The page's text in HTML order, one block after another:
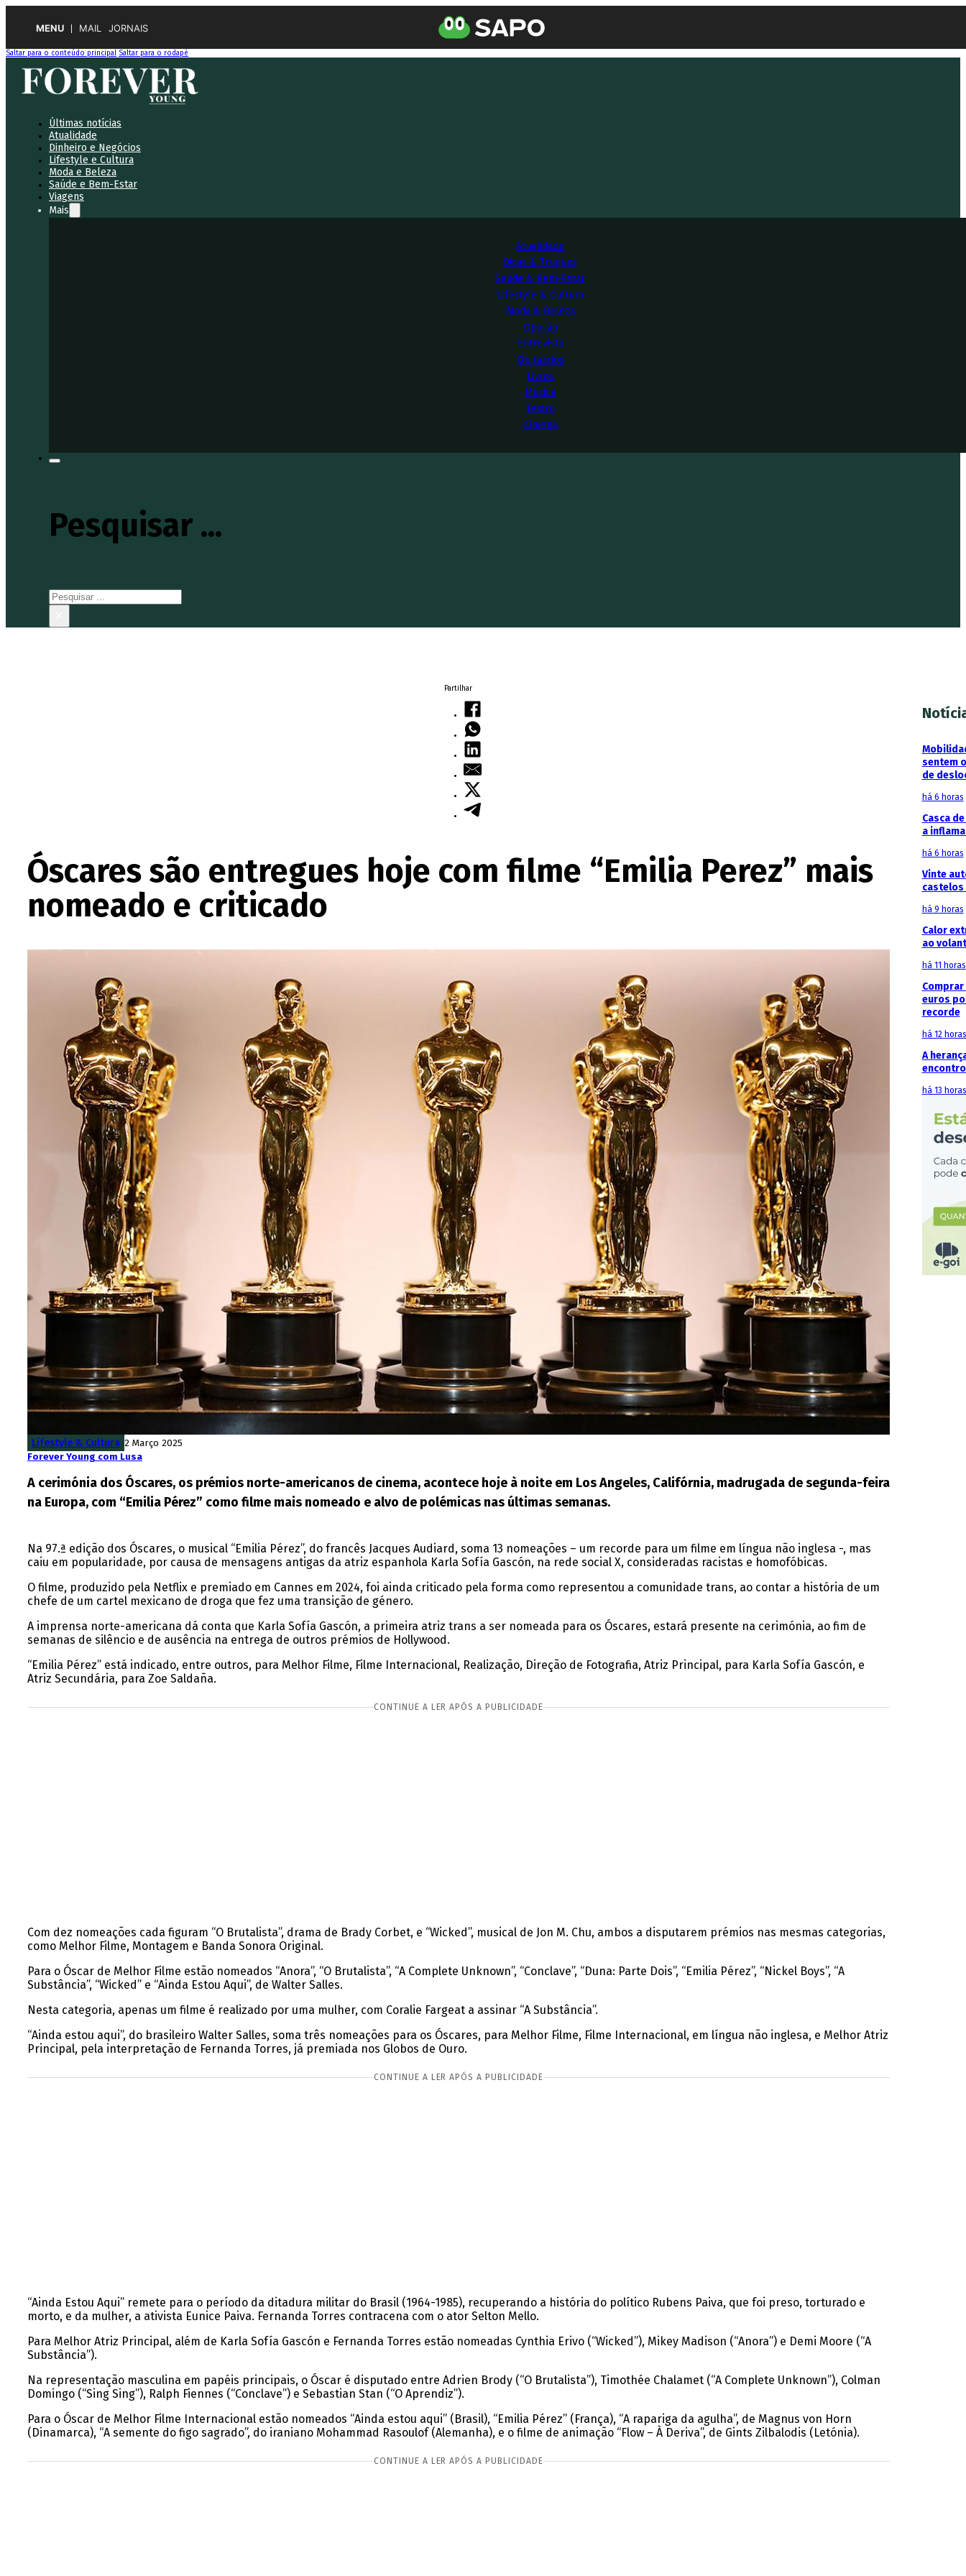
MENU MAIL JORNAIS
Saltar para o conteúdo principal Saltar para o rodapé
Últimas notícias
Atualidade
Dinheiro e Negócios
Lifestyle e Cultura
Moda e Beleza
Saúde e Bem-Estar
Viagens
Mais
Atualidade
Dicas & Truques
Saúde & Bem-Estar
Lifestyle & Cultura
Moda & Beleza
Opinião
Entrevista
Obituários
Livros
Música
Teatro
Cinema
Pesquisar ...
Pesquisar
Partilhar
Óscares são entregues hoje com filme “Emilia Perez” mais
nomeado e criticado
Lifestyle & Cultura 2 Março 2025
Forever Young com Lusa
A cerimónia dos Óscares, os prémios norte-americanos de cinema, acontece hoje à noite em Los Angeles, Califórnia, madrugada de segunda-feira
na Europa, com “Emilia Pérez” como filme mais nomeado e alvo de polémicas nas últimas semanas.
Na 97.ª edição dos Óscares, o musical “Emilia Pérez”, do francês Jacques Audiard, soma 13 nomeações – um recorde para um filme em língua não inglesa -, mas
caiu em popularidade, por causa de mensagens antigas da atriz espanhola Karla Sofía Gascón, na rede social X, consideradas racistas e homofóbicas.
O filme, produzido pela Netflix e premiado em Cannes em 2024, foi ainda criticado pela forma como representou a comunidade trans, ao contar a história de um
chefe de um cartel mexicano de droga que fez uma transição de género.
A imprensa norte-americana dá conta que Karla Sofía Gascón, a primeira atriz trans a ser nomeada para os Óscares, estará presente na cerimónia, ao fim de
semanas de silêncio e de ausência na entrega de outros prémios de Hollywood.
“Emilia Pérez” está indicado, entre outros, para Melhor Filme, Filme Internacional, Realização, Direção de Fotografia, Atriz Principal, para Karla Sofía Gascón, e
Atriz Secundária, para Zoe Saldaña.
CONTINUE A LER APÓS A PUBLICIDADE
Com dez nomeações cada figuram “O Brutalista”, drama de Brady Corbet, e “Wicked”, musical de Jon M. Chu, ambos a disputarem prémios nas mesmas categorias,
como Melhor Filme, Montagem e Banda Sonora Original.
Para o Óscar de Melhor Filme estão nomeados “Anora”, “O Brutalista”, “A Complete Unknown”, “Conclave”, “Duna: Parte Dois”, “Emilia Pérez”, “Nickel Boys”, “A
Substância”, “Wicked” e “Ainda Estou Aqui”, de Walter Salles.
Nesta categoria, apenas um filme é realizado por uma mulher, com Coralie Fargeat a assinar “A Substância”.
“Ainda estou aqui”, do brasileiro Walter Salles, soma três nomeações para os Óscares, para Melhor Filme, Filme Internacional, em língua não inglesa, e Melhor Atriz
Principal, pela interpretação de Fernanda Torres, já premiada nos Globos de Ouro.
CONTINUE A LER APÓS A PUBLICIDADE
“Ainda Estou Aqui” remete para o período da ditadura militar do Brasil (1964-1985), recuperando a história do político Rubens Paiva, que foi preso, torturado e
morto, e da mulher, a ativista Eunice Paiva. Fernanda Torres contracena com o ator Selton Mello.
Para Melhor Atriz Principal, além de Karla Sofía Gascón e Fernanda Torres estão nomeadas Cynthia Erivo (“Wicked”), Mikey Madison (“Anora”) e Demi Moore (“A
Substância”).
Na representação masculina em papéis principais, o Óscar é disputado entre Adrien Brody (“O Brutalista”), Timothée Chalamet (“A Complete Unknown”), Colman
Domingo (“Sing Sing”), Ralph Fiennes (“Conclave”) e Sebastian Stan (“O Aprendiz”).
Para o Óscar de Melhor Filme Internacional estão nomeados “Ainda estou aqui” (Brasil), “Emilia Pérez” (França), “A rapariga da agulha”, de Magnus von Horn
(Dinamarca), “A semente do figo sagrado”, do iraniano Mohammad Rasoulof (Alemanha), e o filme de animação “Flow – À Deriva”, de Gints Zilbalodis (Letónia).
CONTINUE A LER APÓS A PUBLICIDADE
sentem
de
há 6 horas
Casca
a
há 6 horas
Vinte
castelos
há 9 horas
Calor
ao
há 11 horas
euros
recorde
há 12 horas
A
há 13 horas